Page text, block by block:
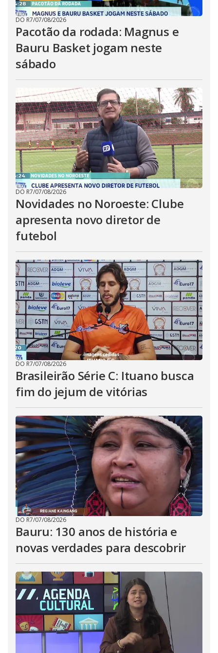
DO R7/07/08/2026
Pacotão da rodada: Magnus e
Bauru Basket jogam neste
sábado
DO R7/07/08/2026
Novidades no Noroeste: Clube
apresenta novo diretor de
futebol
DO R7/07/08/2026
Brasileirão Série C: Ituano busca
fim do jejum de vitórias
DO R7/07/08/2026
Bauru: 130 anos de história e
novas verdades para descobrir